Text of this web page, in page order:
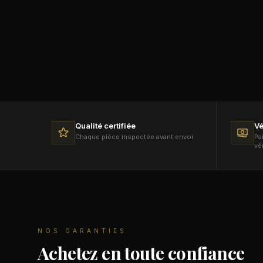
Qualité certifiée
Chaque pièce inspectée avant envoi
NOS GARANTIES
Achetez en toute confiance